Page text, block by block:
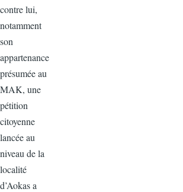
contre lui,
notamment
son
appartenance
présumée au
MAK, une
pétition
citoyenne
lancée au
niveau de la
localité
d’Aokas a